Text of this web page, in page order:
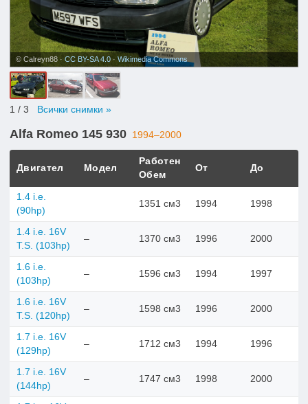
© Calreyn88 · CC BY-SA 4.0 · Wikimedia Commons
1 / 3 Всички снимки »
Alfa Romeo 145 930 1994–2000
Двигател Модел
Работен
Обем
От До
1.4 i.e.
(90hp)
1351 см3 1994 1998
1.4 i.e. 16V
T.S. (103hp)
– 1370 см3 1996 2000
1.6 i.e.
(103hp)
– 1596 см3 1994 1997
1.6 i.e. 16V
T.S. (120hp)
– 1598 см3 1996 2000
1.7 i.e. 16V
(129hp)
– 1712 см3 1994 1996
1.7 i.e. 16V
(144hp)
– 1747 см3 1998 2000